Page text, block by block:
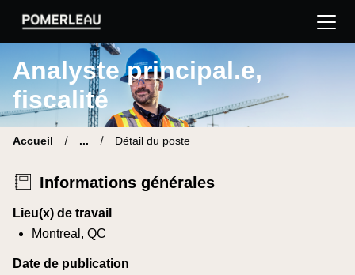
Pomerleau Site carrière | Trouve ton nouveau poste
Analyste principal.e,
fiscalité
Accueil ... Détail du poste
Informations générales
Lieu(x) de travail
Montreal, QC
Date de publication